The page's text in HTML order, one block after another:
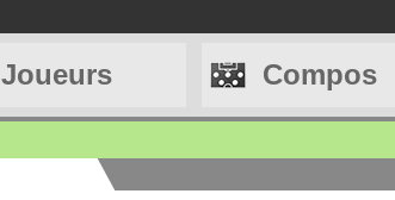
Joueurs Compos